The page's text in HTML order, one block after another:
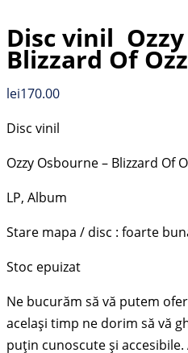
Disc vinil
Blizzard Of
lei170.00
Disc vinil
Ozzy Osbourne ‎– Blizzard Of
LP, Album
Stare mapa / disc : foarte
Stoc epuizat